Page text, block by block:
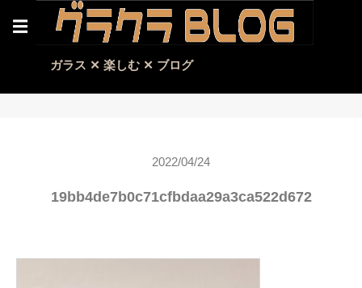
☰
ガラス ✕ 楽しむ ✕ ブログ
2022/04/24
19bb4de7b0c71cfbdaa29a3ca522d672